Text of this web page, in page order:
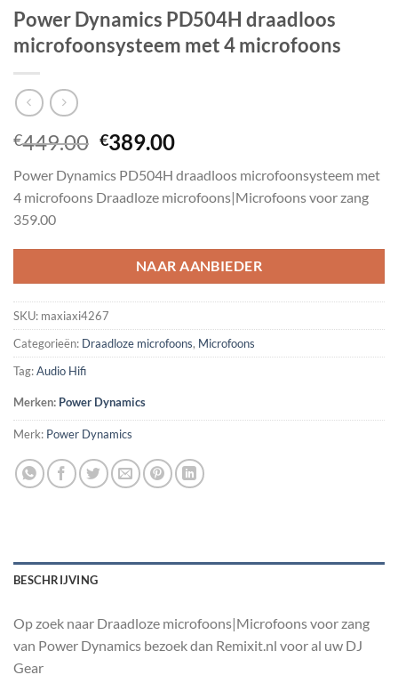
Power Dynamics PD504H draadloos
microfoonsysteem met 4 microfoons
€449.00 Oorspronkelijke
was:
€449.00.
€389.00Huidige
is:
€389.00.
Power Dynamics PD504H draadloos microfoonsysteem met
4 microfoons Draadloze microfoons|Microfoons voor zang
359.00
NAAR AANBIEDER
SKU: maxiaxi4267
Categorieën: Draadloze microfoons, Microfoons
Tag:Audio Hifi
Merken: Power Dynamics
Merk: Power Dynamics
BESCHRIJVING
Op zoek naar Draadloze microfoons|Microfoons voor zang
van Power Dynamics bezoek dan Remixit.nl voor al uw DJ
Gear